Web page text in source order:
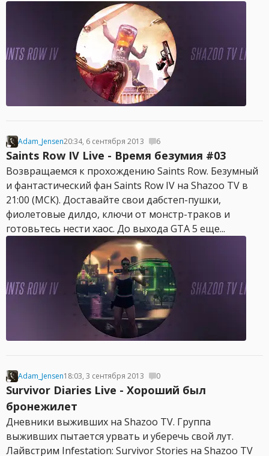
Adam_Jensen20:34, 6 сентября 2013 6
Saints Row IV Live - Время безумия #03
Возвращаемся к прохождению Saints Row. Безумный
и фантастический фан Saints Row IV на Shazoo TV в
21:00 (МСК). Доставайте свои дабстеп-пушки,
фиолетовые дилдо, ключи от монстр-траков и
готовьтесь нести хаос. До выхода GTA 5 еще...
Adam_Jensen18:03, 3 сентября 2013 0
Survivor Diaries Live - Хороший был
бронежилет
Дневники выживших на Shazoo TV. Группа
выживших пытается урвать и уберечь свой лут.
Лайвстрим Infestation: Survivor Stories на Shazoo TV